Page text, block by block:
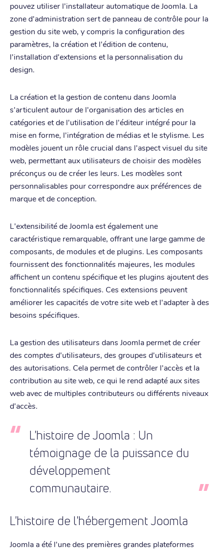
pouvez utiliser l'installateur automatique de Joomla. La
zone d'administration sert de panneau de contrôle pour la
gestion du site web, y compris la configuration des
paramètres, la création et l'édition de contenu,
l'installation d'extensions et la personnalisation du
design.
La création et la gestion de contenu dans Joomla
s'articulent autour de l'organisation des articles en
catégories et de l'utilisation de l'éditeur intégré pour la
mise en forme, l'intégration de médias et le stylisme. Les
modèles jouent un rôle crucial dans l'aspect visuel du site
web, permettant aux utilisateurs de choisir des modèles
préconçus ou de créer les leurs. Les modèles sont
personnalisables pour correspondre aux préférences de
marque et de conception.
L'extensibilité de Joomla est également une
caractéristique remarquable, offrant une large gamme de
composants, de modules et de plugins. Les composants
fournissent des fonctionnalités majeures, les modules
affichent un contenu spécifique et les plugins ajoutent des
fonctionnalités spécifiques. Ces extensions peuvent
améliorer les capacités de votre site web et l'adapter à des
besoins spécifiques.
La gestion des utilisateurs dans Joomla permet de créer
des comptes d'utilisateurs, des groupes d'utilisateurs et
des autorisations. Cela permet de contrôler l'accès et la
contribution au site web, ce qui le rend adapté aux sites
web avec de multiples contributeurs ou différents niveaux
d'accès.
L'histoire de Joomla : Un
témoignage de la puissance du
développement
communautaire.
L'histoire de l'hébergement Joomla
Joomla a été l'une des premières grandes plateformes